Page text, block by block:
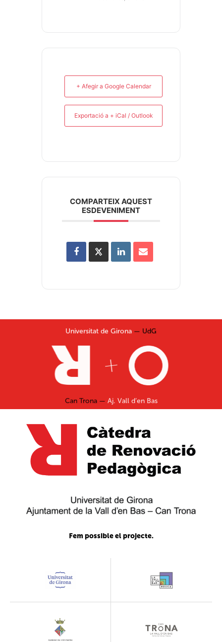
+ Afegir a Google Calendar
Exportació a + iCal / Outlook
COMPARTEIX AQUEST
ESDEVENIMENT
Universitat de Girona — UdG
Can Trona — Aj. Vall d’en Bas
Fem possible el projecte.